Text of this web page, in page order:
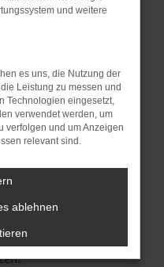
neuesten Stand
nur ein
kann auch dazu
nicht mehr
Schritte versucht
Wir werden
uns bei der
und weitere
es uns, die Nutzung der
Leistung zu messen und
Technologien eingesetzt,
verwendet werden, um
verfolgen und um Anzeigen
relevant sind.
ablehnen